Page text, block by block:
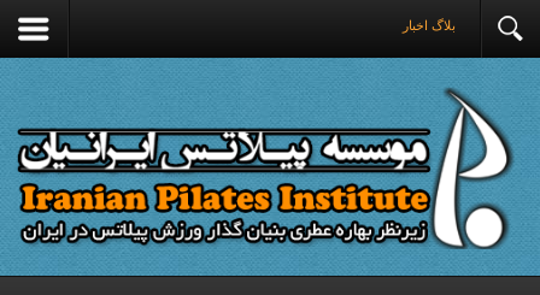
بلاگ اخبار